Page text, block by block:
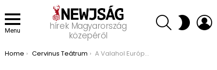
Menu
hírek Magyarország
közepéről
SEARCH SWITCH
SKIN
You are here:
Home Cervinus Teátrum A Valahol Európában gyermekszereplői a Fővárosi Nagycirkuszban